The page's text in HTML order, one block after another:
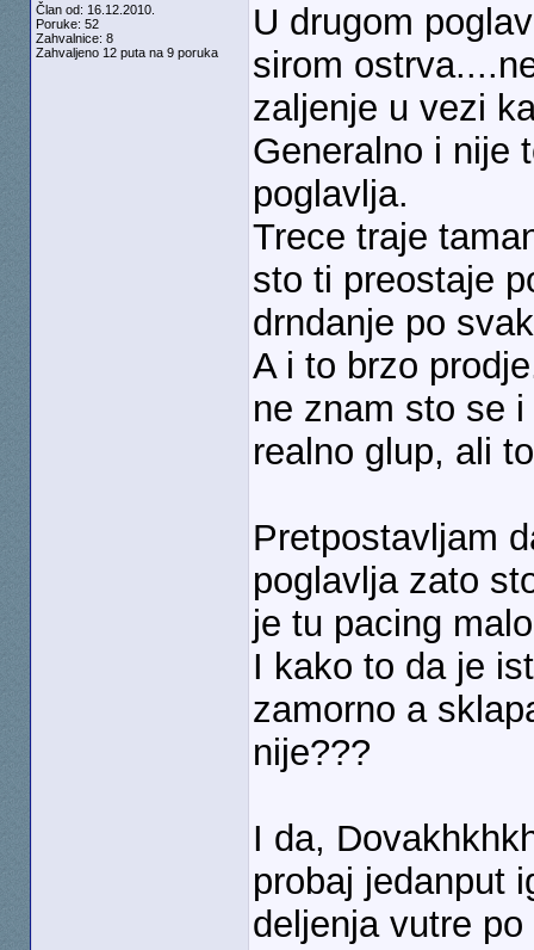
Član od: 16.12.2010.
Poruke: 52
Zahvalnice: 8
Zahvaljeno 12 puta na 9 poruka
U drugom
sirom
zaljenje u vezi
Generalno i nije
poglavlja.
Trece traje
sto ti preostaje
drndanje po
A i to brzo
ne znam sto se
realno glup, ali
Pretpostavljam
poglavlja zato
je tu pacing
I kako to da je
zamorno a
nije???
I da,
probaj jedanput
deljenja vutre